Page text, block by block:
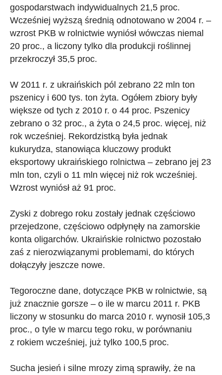
gospodarstwach indywidualnych 21,5 proc.
Wcześniej wyższą średnią odnotowano w 2004 r. –
wzrost PKB w rolnictwie wyniósł wówczas niemal
20 proc., a liczony tylko dla produkcji roślinnej
przekroczył 35,5 proc.
W 2011 r. z ukraińskich pól zebrano 22 mln ton
pszenicy i 600 tys. ton żyta. Ogółem zbiory były
większe od tych z 2010 r. o 44 proc. Pszenicy
zebrano o 32 proc., a żyta o 24,5 proc. więcej, niż
rok wcześniej. Rekordzistką była jednak
kukurydza, stanowiąca kluczowy produkt
eksportowy ukraińskiego rolnictwa – zebrano jej 23
mln ton, czyli o 11 mln więcej niż rok wcześniej.
Wzrost wyniósł aż 91 proc.
Zyski z dobrego roku zostały jednak częściowo
przejedzone, częściowo odpłynęły na zamorskie
konta oligarchów. Ukraińskie rolnictwo pozostało
zaś z nierozwiązanymi problemami, do których
dołączyły jeszcze nowe.
Tegoroczne dane, dotyczące PKB w rolnictwie, są
już znacznie gorsze – o ile w marcu 2011 r. PKB
liczony w stosunku do marca 2010 r. wynosił 105,3
proc., o tyle w marcu tego roku, w porównaniu
z rokiem wcześniej, już tylko 100,5 proc.
Sucha jesień i silne mrozy zimą sprawiły, że na